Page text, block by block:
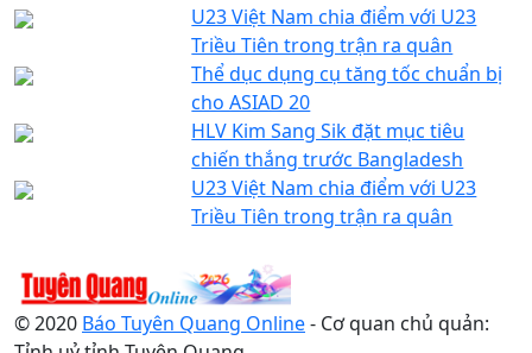
U23 Việt Nam chia điểm với U23
Triều Tiên trong trận ra quân
Thể dục dụng cụ tăng tốc chuẩn bị
cho ASIAD 20
HLV Kim Sang Sik đặt mục tiêu
chiến thắng trước Bangladesh
U23 Việt Nam chia điểm với U23
Triều Tiên trong trận ra quân
© 2020 Báo Tuyên Quang Online- Cơ quan chủ quản: